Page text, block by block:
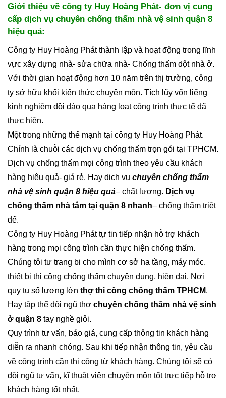
Giới thiệu về công ty Huy Hoàng Phát- đơn vị cung
cấp dịch vụ chuyên chống thấm nhà vệ sinh quận 8
hiệu quả:
Công ty Huy Hoàng Phát thành lập và hoạt động trong lĩnh
vực xây dựng nhà- sửa chữa nhà- Chống thấm dột nhà ở.
Với thời gian hoạt động hơn 10 năm trên thị trường, công
ty sở hữu khối kiến thức chuyên môn. Tích lũy vốn liếng
kinh nghiệm dồi dào qua hàng loạt công trình thực tế đã
thực hiện.
Một trong những thế mạnh tại công ty Huy Hoàng Phát.
Chính là chuỗi các dịch vụ chống thấm trọn gói tại TPHCM.
Dịch vụ chống thấm mọi công trình theo yêu cầu khách
hàng hiệu quả- giá rẻ. Hay dịch vụ chuyên chống thấm
nhà vệ sinh quận 8 hiệu quả– chất lượng. Dịch vụ
chống thấm nhà tắm tại quận 8 nhanh– chống thấm triệt
để.
Công ty Huy Hoàng Phát tự tin tiếp nhận hỗ trợ khách
hàng trong mọi công trình cần thực hiện chống thấm.
Chúng tôi tự trang bị cho mình cơ sở hạ tầng, máy móc,
thiết bị thi công chống thấm chuyên dụng, hiện đại. Nơi
quy tụ số lượng lớn thợ thi công chống thấm TPHCM.
Hay tập thể đội ngũ thợ chuyên chống thấm nhà vệ sinh
ở quận 8 tay nghề giỏi.
Quy trình tư vấn, báo giá, cung cấp thông tin khách hàng
diễn ra nhanh chóng. Sau khi tiếp nhận thông tin, yêu cầu
về công trình cần thi công từ khách hàng. Chúng tôi sẽ có
đội ngũ tư vấn, kĩ thuật viên chuyên môn tốt trực tiếp hỗ trợ
khách hàng tốt nhất.